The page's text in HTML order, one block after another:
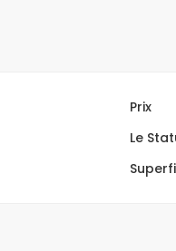
Prix
Le